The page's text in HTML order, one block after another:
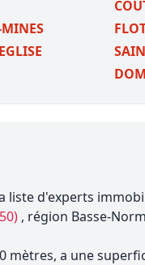
MINES
d'experts
, région Basse-
mètres, a une